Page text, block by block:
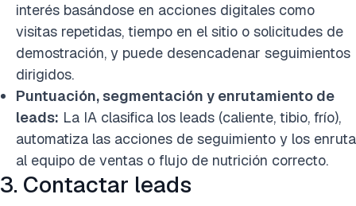
interés basándose en acciones digitales como
visitas repetidas, tiempo en el sitio o solicitudes de
demostración, y puede desencadenar seguimientos
dirigidos.
Puntuación, segmentación y enrutamiento de
leads: La IA clasifica los leads (caliente, tibio, frío),
automatiza las acciones de seguimiento y los enruta
al equipo de ventas o flujo de nutrición correcto.
3. Contactar leads